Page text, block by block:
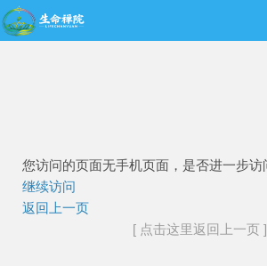
您访问的页面无手机页面，是否进一步访
继续访问
返回上一页
[ 点击这里返回上一页 ]